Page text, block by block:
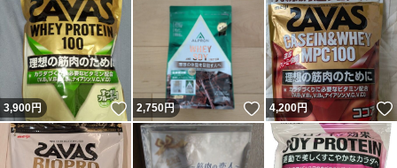
3,900円 いいね！
2,750円 いいね！
4,200円